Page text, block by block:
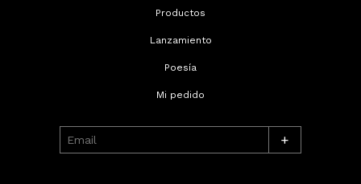
Productos
Lanzamiento
Poesía
Mi pedido
+